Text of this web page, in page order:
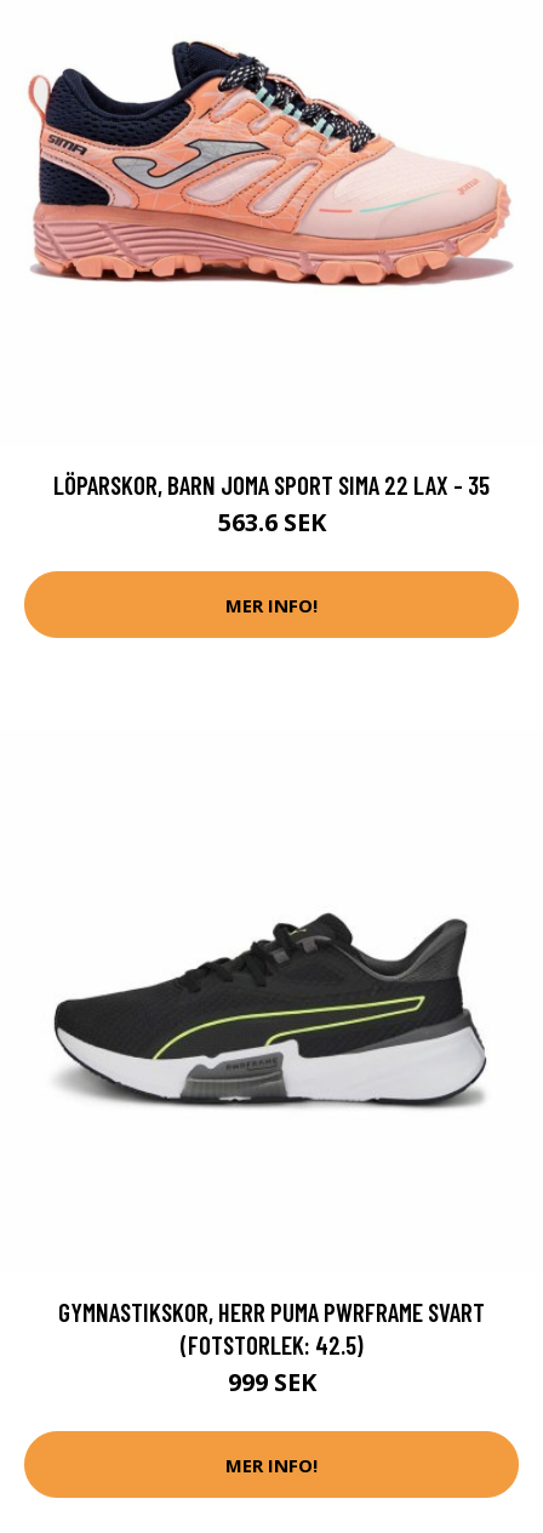
LÖPARSKOR, BARN JOMA SPORT SIMA 22 LAX - 35
563.6 SEK
MER INFO!
GYMNASTIKSKOR, HERR PUMA PWRFRAME SVART
(FOTSTORLEK: 42.5)
999 SEK
MER INFO!